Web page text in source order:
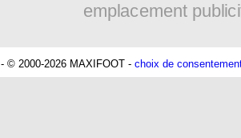
emplacement
- © 2000-2026 MAXIFOOT - choix de